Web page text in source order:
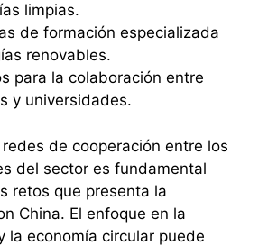
limpias.
de formación especializada
renovables.
para la colaboración entre
y universidades.
de cooperación entre los
del sector es fundamental
retos que presenta la
China. El enfoque en la
la economía circular puede